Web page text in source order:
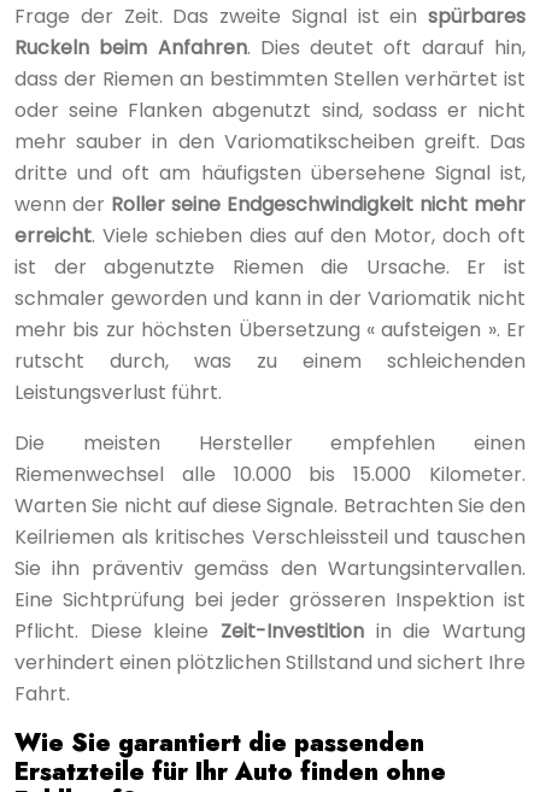
Frage der Zeit. Das zweite Signal ist ein spürbares
Ruckeln beim Anfahren. Dies deutet oft darauf hin,
dass der Riemen an bestimmten Stellen verhärtet ist
oder seine Flanken abgenutzt sind, sodass er nicht
mehr sauber in den Variomatikscheiben greift. Das
dritte und oft am häufigsten übersehene Signal ist,
wenn der Roller seine Endgeschwindigkeit nicht mehr
erreicht. Viele schieben dies auf den Motor, doch oft
ist der abgenutzte Riemen die Ursache. Er ist
schmaler geworden und kann in der Variomatik nicht
mehr bis zur höchsten Übersetzung « aufsteigen ». Er
rutscht durch, was zu einem schleichenden
Leistungsverlust führt.
Die meisten Hersteller empfehlen einen
Riemenwechsel alle 10.000 bis 15.000 Kilometer.
Warten Sie nicht auf diese Signale. Betrachten Sie den
Keilriemen als kritisches Verschleissteil und tauschen
Sie ihn präventiv gemäss den Wartungsintervallen.
Eine Sichtprüfung bei jeder grösseren Inspektion ist
Pflicht. Diese kleine Zeit-Investition in die Wartung
verhindert einen plötzlichen Stillstand und sichert Ihre
Fahrt.
Wie Sie garantiert die passenden
Ersatzteile für Ihr Auto finden ohne